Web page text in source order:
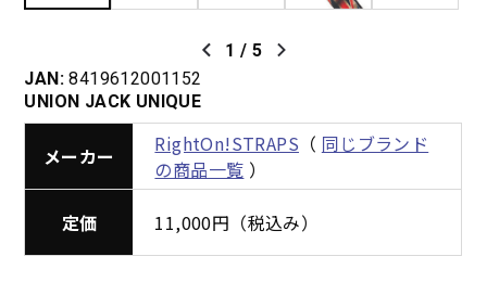
1 / 5
JAN: 8419612001152
UNION JACK UNIQUE
メーカー RightOn!STRAPS （ 同じブランド
の商品一覧 ）
定価 11,000円（税込み）